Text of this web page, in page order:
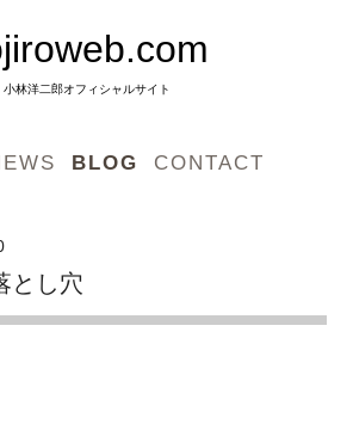
小林洋二郎オフィシャルサイト
BLOG CONTACT
とし穴